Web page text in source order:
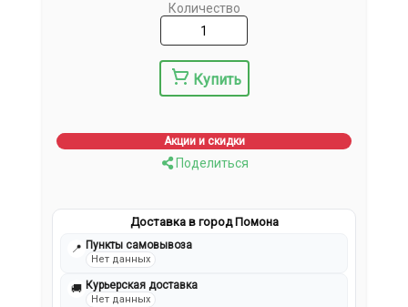
Количество
Купить
Акции и скидки
Поделиться
Доставка в город Помона
📍 Пункты самовывоза
Нет данных
🚚 Курьерская доставка
Нет данных